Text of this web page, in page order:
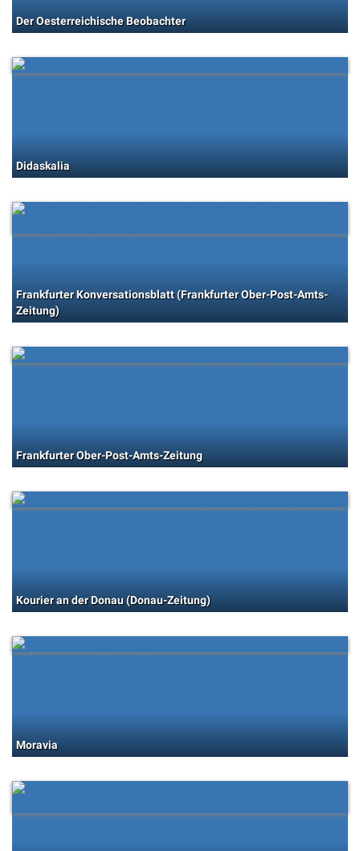
Der Oesterreichische Beobachter
Didaskalia
Frankfurter Konversationsblatt (Frankfurter Ober-Post-Amts-
Zeitung)
Frankfurter Ober-Post-Amts-Zeitung
Kourier an der Donau (Donau-Zeitung)
Moravia